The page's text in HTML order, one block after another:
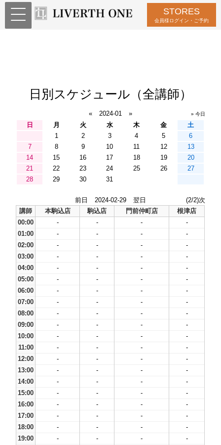
STORES
会員様ログイン・ご予約
日別スケジュール（全講師）
« 2024-01 » » 今日
日 月 火 水 木 金
土
1
2 3 4 5
6
7
8 9 10 11 12
13
14
15 16 17 18 19
20
21
22 23 24 25 26
27
28
29 30 31
前日 2024-02-29 翌日
(2/2)次
講師
本駒込店 駒込店 門前仲町店
根津店
00:00
- - -
-
01:00
- - -
-
02:00
- - -
-
03:00
- - -
-
04:00
- - -
-
05:00
- - -
-
06:00
- - -
-
07:00
- - -
-
08:00
- - -
-
09:00
- - -
-
10:00
- - -
-
11:00
- - -
-
12:00
- - -
-
13:00
- - -
-
14:00
- - -
-
15:00
- - -
-
16:00
- - -
-
17:00
- - -
-
18:00
- - -
-
19:00
- - -
-